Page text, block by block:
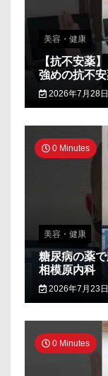
美容・健康
【抗不安薬
強めの抗不
2026年7月28日
0 Minutes
美容・健康
糖尿病の薬
相模原内科
2026年7月23日
0 Minutes